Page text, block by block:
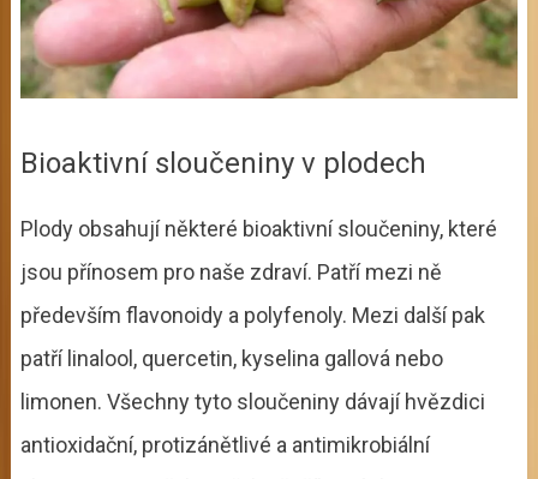
Bioaktivní sloučeniny v plodech
Plody obsahují některé bioaktivní sloučeniny, které
jsou přínosem pro naše zdraví. Patří mezi ně
především flavonoidy a polyfenoly. Mezi další pak
patří linalool, quercetin, kyselina gallová nebo
limonen. Všechny tyto sloučeniny dávají hvězdici
antioxidační, protizánětlivé a antimikrobiální